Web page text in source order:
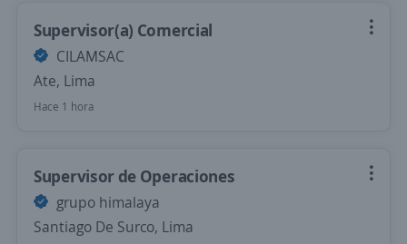
Supervisor(a) Comercial
CILAMSAC
Ate, Lima
Hace 1 hora
Supervisor de Operaciones
grupo himalaya
Santiago De Surco, Lima